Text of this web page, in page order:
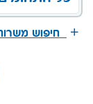
חיפוש משרות חופשי